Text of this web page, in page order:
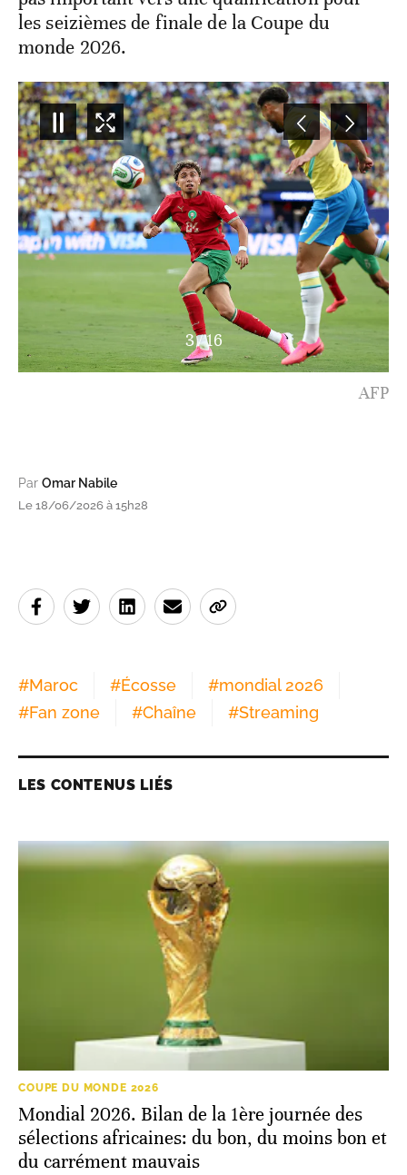
les seizièmes de finale de la Coupe du
monde 2026.
4/16
AFP
Par Omar Nabile
Le 18/06/2026 à 15h28
#Maroc #Écosse #mondial 2026
#Fan zone #Chaîne #Streaming
LES CONTENUS LIÉS
COUPE DU MONDE 2026
Mondial 2026. Bilan de la 1ère journée des
sélections africaines: du bon, du moins bon et
du carrément mauvais